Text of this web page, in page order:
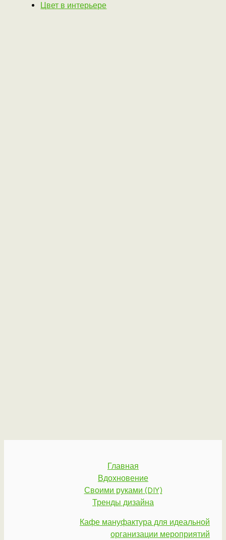
Цвет в интерьере
Главная
Вдохновение
Своими руками (DIY)
Тренды дизайна
Кафе мануфактура для идеальной
организации мероприятий